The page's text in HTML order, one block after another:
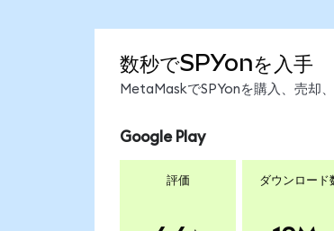
数秒でSPYonを入手
MetaMaskでSPYonを購入、売却
Google Play
評価 ダウンロード